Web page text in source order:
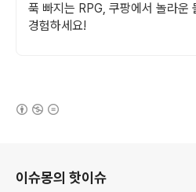
푹 빠지는 RPG, 쿠팡에서 놀라운
경험하세요!
이슈몽의 핫이슈